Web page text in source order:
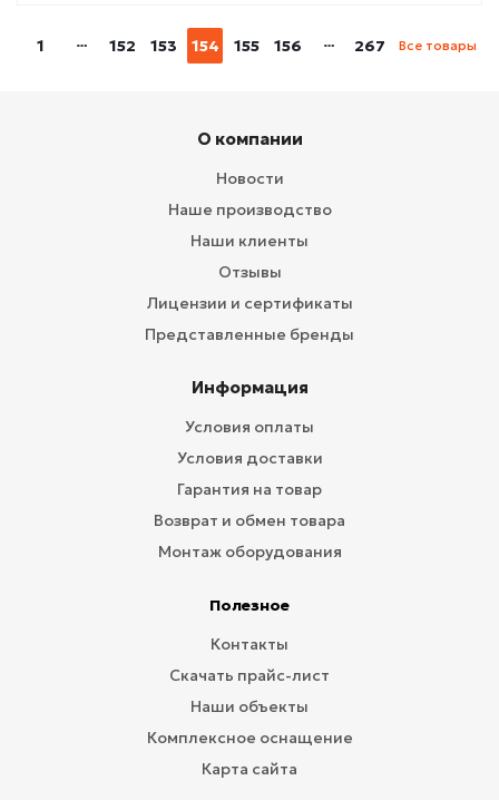
1 152 153 154 155 156 267 Все товары
О компании
Новости
Наше производство
Наши клиенты
Отзывы
Лицензии и сертификаты
Представленные бренды
Информация
Условия оплаты
Условия доставки
Гарантия на товар
Возврат и обмен товара
Монтаж оборудования
Полезное
Контакты
Скачать прайс-лист
Наши объекты
Комплексное оснащение
Карта сайта